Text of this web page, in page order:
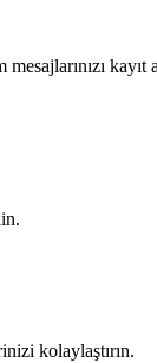
kolaylaştırın.